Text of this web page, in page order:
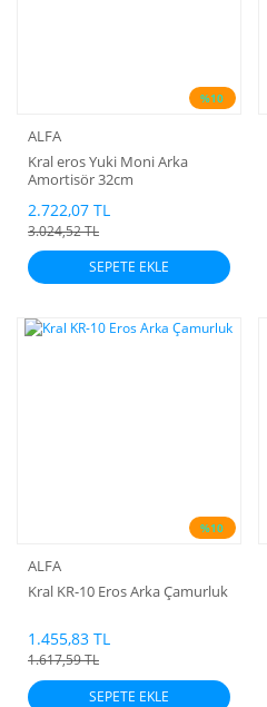
%10
ALFA
Kral eros Yuki Moni Arka
Amortisör 32cm
2.722,07 TL
3.024,52 TL
SEPETE EKLE
%10
ALFA
Kral KR-10 Eros Arka Çamurluk
1.455,83 TL
1.617,59 TL
SEPETE EKLE